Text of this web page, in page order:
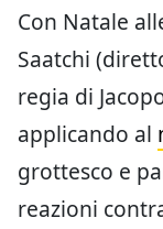
Con Natale
Saatchi
regia di
applicando al
grottesco e
reazioni